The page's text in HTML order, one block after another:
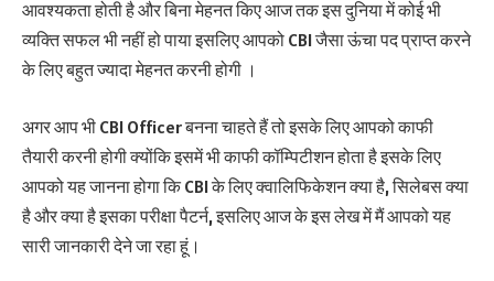
आवश्यकता होती है और बिना मेहनत किए आज तक इस दुनिया में कोई भी
व्यक्ति सफल भी नहीं हो पाया इसलिए आपको CBI जैसा ऊंचा पद प्राप्त करने
के लिए बहुत ज्यादा मेहनत करनी होगी ।
अगर आप भी CBI Officer बनना चाहते हैं तो इसके लिए आपको काफी
तैयारी करनी होगी क्योंकि इसमें भी काफी कॉम्पिटीशन होता है इसके लिए
आपको यह जानना होगा कि CBI के लिए क्वालिफिकेशन क्या है, सिलेबस क्या
है और क्या है इसका परीक्षा पैटर्न, इसलिए आज के इस लेख में मैं आपको यह
सारी जानकारी देने जा रहा हूं।